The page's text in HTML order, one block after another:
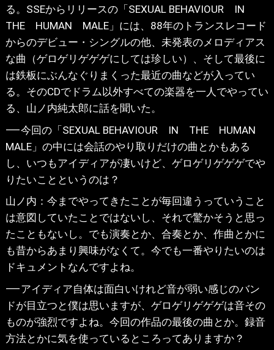
る。SSEからリリースの「SEXUAL BEHAVIOUR IN
THE HUMAN MALE」には、88年のトランスレコード
からのデビュー・シングルの他、未発表のメロディアス
な曲（ゲロゲリゲゲゲにしては珍しい）、そして最後に
は鉄板にぶんなぐりまくった最近の曲などが入ってい
る。そのCDでドラム以外すべての楽器を一人でやってい
る、山ノ内純太郎に話を聞いた。
⸺今回の「SEXUAL BEHAVIOUR IN THE HUMAN
MALE」の中には会話のやり取りだけの曲とかもある
し、いつもアイディアが凄いけど、ゲロゲリゲゲゲでや
りたいことというのは？
山ノ内：今までやってきたことが毎回違うっていうこと
は意図していたことではないし、それで驚かそうと思っ
たこともないし。でも演奏とか、合奏とか、作曲とかに
も昔からあまり興味がなくて。今でも一番やりたいのは
ドキュメントなんですよね。
⸺アイディア自体は面白いけれど音が弱い感じのバン
ドが目立つと僕は思いますが、ゲロゲリゲゲゲは音その
ものが強烈ですよね。今回の作品の最後の曲とか。録音
方法とかに気を使っているところってありますか？